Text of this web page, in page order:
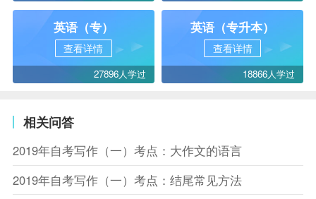
英语（专）
查看详情
27896人学过
英语（专升本）
查看详情
18866人学过
相关问答
2019年自考写作（一）考点：大作文的语言
2019年自考写作（一）考点：结尾常见方法